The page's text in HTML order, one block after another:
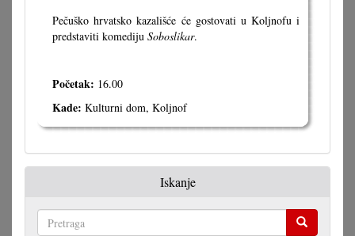
Pečuško hrvatsko kazališće će gostovati u Koljnofu i
predstaviti komediju Soboslikar.
Početak: 16.00
Kade: Kulturni dom, Koljnof
Iskanje